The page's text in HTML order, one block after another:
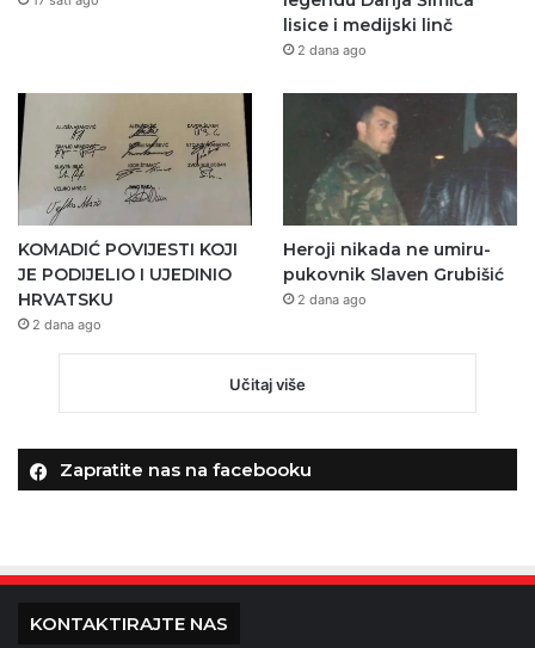
lisice i medijski linč
2 dana ago
KOMADIĆ POVIJESTI KOJI
JE PODIJELIO I UJEDINIO
HRVATSKU
2 dana ago
Heroji nikada ne umiru-
pukovnik Slaven Grubišić
2 dana ago
Učitaj više
Zapratite nas na facebooku
KONTAKTIRAJTE NAS